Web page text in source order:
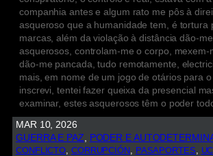
companhia antes e algum rato me pôs à
asqueroso que a humanidade tem, é tortura
marcas, além da violação à distância dão-
asquerosos, controlam-me o corpo, mexem-
dão-me pancada, tudo remotamente,
mais, em nome de um jogo de otários para
inscrevi, tentei fazer queixa da presencial
examinar, estes asquerosos têm o poder
MAR 10, 2026
GUERRA E PAZ, PODER E
CONFLICTO, CORRUPCIÓN, PASAPORTES,